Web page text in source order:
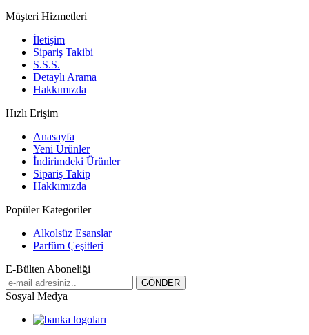
Müşteri Hizmetleri
İletişim
Sipariş Takibi
S.S.S.
Detaylı Arama
Hakkımızda
Hızlı Erişim
Anasayfa
Yeni Ürünler
İndirimdeki Ürünler
Sipariş Takip
Hakkımızda
Popüler Kategoriler
Alkolsüz Esanslar
Parfüm Çeşitleri
E-Bülten Aboneliği
Sosyal Medya